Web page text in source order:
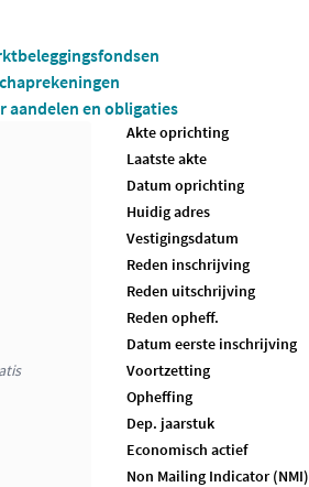
aandelen en obligaties
Akte oprichting
Laatste akte
Datum oprichting
Huidig adres
Vestigingsdatum
Reden inschrijving
Reden uitschrijving
Reden opheff.
Datum eerste inschrijving
Voortzetting
Opheffing
Dep. jaarstuk
Economisch actief
Non Mailing Indicator (NMI)